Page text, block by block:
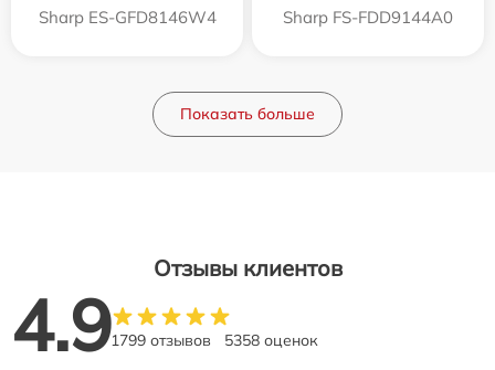
Sharp ES-GFD8146W4 Sharp FS-FDD9144A0
Показать больше
Отзывы клиентов
4.91799 отзывов 5358 оценок